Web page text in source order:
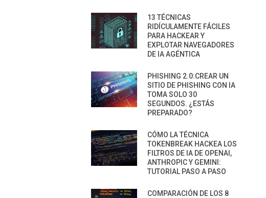
13 TÉCNICAS
RIDÍCULAMENTE FÁCILES
PARA HACKEAR Y
EXPLOTAR NAVEGADORES
DE IA AGÉNTICA
PHISHING 2.0:CREAR UN
SITIO DE PHISHING CON IA
TOMA SOLO 30
SEGUNDOS. ¿ESTÁS
PREPARADO?
CÓMO LA TÉCNICA
TOKENBREAK HACKEA LOS
FILTROS DE IA DE OPENAI,
ANTHROPIC Y GEMINI:
TUTORIAL PASO A PASO
COMPARACIÓN DE LOS 8